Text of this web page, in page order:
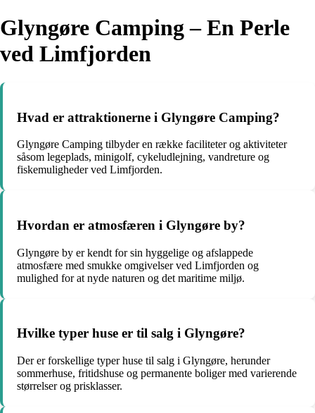
Glyngøre Camping – En Perle
ved Limfjorden
Hvad er attraktionerne i Glyngøre Camping?
Glyngøre Camping tilbyder en række faciliteter og aktiviteter
såsom legeplads, minigolf, cykeludlejning, vandreture og
fiskemuligheder ved Limfjorden.
Hvordan er atmosfæren i Glyngøre by?
Glyngøre by er kendt for sin hyggelige og afslappede
atmosfære med smukke omgivelser ved Limfjorden og
mulighed for at nyde naturen og det maritime miljø.
Hvilke typer huse er til salg i Glyngøre?
Der er forskellige typer huse til salg i Glyngøre, herunder
sommerhuse, fritidshuse og permanente boliger med varierende
størrelser og prisklasser.